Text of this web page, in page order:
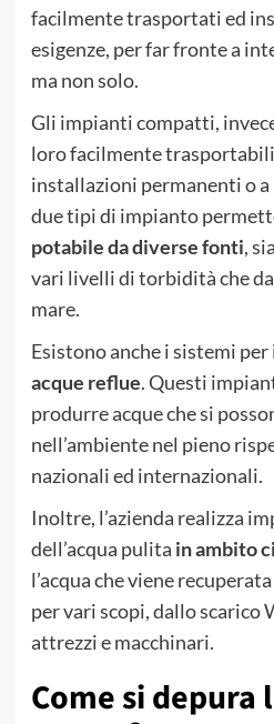
facilmente trasportati ed
esigenze, per far fronte a
ma non solo.
Gli impianti compatti,
loro facilmente
installazioni permanenti o
due tipi di impianto
potabile da diverse fonti,
vari livelli di torbidità che
mare.
Esistono anche i sistemi per
acque reflue. Questi
produrre acque che si
nell’ambiente nel pieno
nazionali ed internazionali.
Inoltre, l’azienda realizza
dell’acqua pulita in ambito
l’acqua che viene
per vari scopi, dallo scarico
attrezzi e macchinari.
Come si depura